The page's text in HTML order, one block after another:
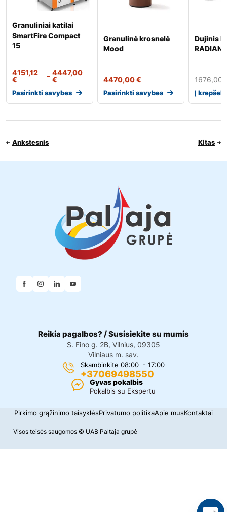
Granuliniai katilai
SmartFire Compact
15
4151,12
€
– 4447,00
€
Pasirinkti savybes
Granulinė krosnelė
Mood
4470,00€
Pasirinkti savybes
Dujinis
1676,00
Į krepšelį
Ankstesnis Kitas
Reikia pagalbos? / Susisiekite su mumis
S. Fino g. 2B, Vilnius, 09305
Vilniaus m. sav.
Skambinkite 08:00 - 17:00
+37069498550
Gyvas pokalbis
Pokalbis su Ekspertu
Visos teisės saugomos © UAB Paltaja grupė
Pirkimo grąžinimo taisyklėsPrivatumo politikaApie musKontaktai